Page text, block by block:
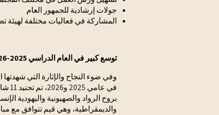
جولات إرشادية للجمهور العام
المشاركة في فعاليات مختلفة لهيئة
توسع كبير في العام الدراسي 2025-2026
وفي ضوء النجاح والإثارة التي
في
بروح الرواد والصهيونية واليهودية
والديمقراطية، وهي قيم تتوافق مع